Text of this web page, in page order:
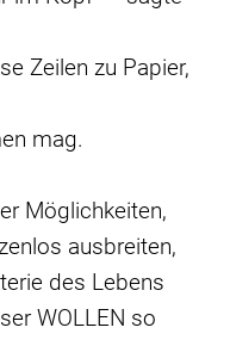
Zeilen zu Papier,
mag.
Möglichkeiten,
ausbreiten,
des Lebens
WOLLEN so